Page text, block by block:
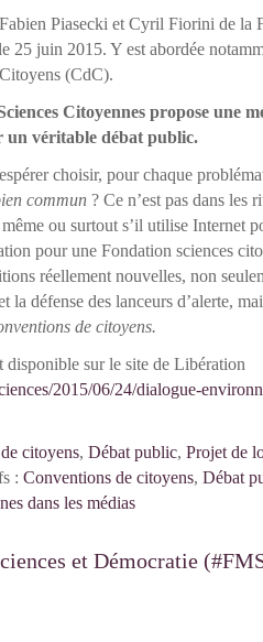
Piasecki et Cyril Fiorini de la
25 juin 2015. Y est abordée
(CdC).
Citoyennes propose une
un véritable débat public.
choisir, pour chaque
commun ? Ce n’est pas dans les
ou surtout s’il utilise Internet
pour une Fondation sciences
réellement nouvelles, non
la défense des lanceurs d’alerte,
de citoyens.
disponible sur le site de Libération
2015/06/24/dialogue-
citoyens, Débat public, Projet de
: Conventions de citoyens, Débat
dans les médias
et Démocratie